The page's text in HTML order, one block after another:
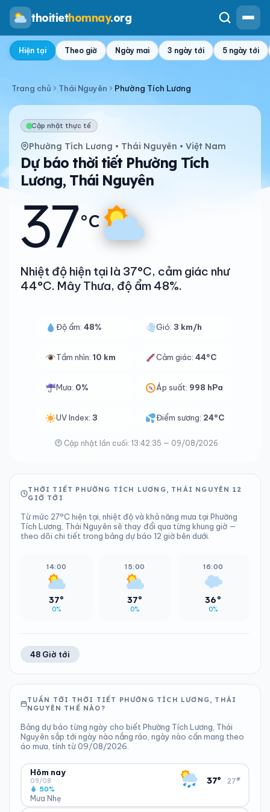
thoitiethomnay.org
Hiện tại Theo giờ Ngày mai 3 ngày tới 5 ngày tới
Trang chủ Thái Nguyên Phường Tích Lương
Cập nhật thực tế
Phường Tích Lương • Thái Nguyên • Việt Nam
Dự báo thời tiết Phường Tích
Lương, Thái Nguyên
37°C
Nhiệt độ hiện tại là 37°C, cảm giác như
44°C. Mây Thưa, độ ẩm 48%.
Độ ẩm: 48% Gió:3 km/h
Tầm nhìn: 10 km Cảm giác:44°C
Mưa: 0% Áp suất: 998 hPa
UV Index: 3 Điểm sương: 24°C
Cập nhật lần cuối: 13:42:35 — 09/08/2026
THỜI TIẾT PHƯỜNG TÍCH LƯƠNG, THÁI NGUYÊN 12
GIỜ TỚI
Từ mức 27°C hiện tại, nhiệt độ và khả năng mưa tại Phường
Tích Lương, Thái Nguyên sẽ thay đổi qua từng khung giờ —
theo dõi chi tiết trong bảng dự báo 12 giờ bên dưới.
14:00
37°
0%
15:00
37°
0%
16:00
36°
0%
48 Giờ tới
TUẦN TỚI THỜI TIẾT PHƯỜNG TÍCH LƯƠNG, THÁI
NGUYÊN THẾ NÀO?
Bảng dự báo từng ngày cho biết Phường Tích Lương, Thái
Nguyên sắp tới ngày nào nắng ráo, ngày nào cần mang theo
áo mưa, tính từ 09/08/2026.
Hôm nay
09/08
Mưa Nhẹ
50%
37° 27°
▾